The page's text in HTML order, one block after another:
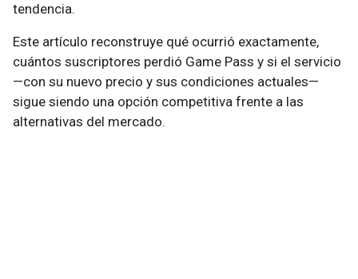
tendencia.
Este artículo reconstruye qué ocurrió exactamente,
cuántos suscriptores perdió Game Pass y si el servicio
—con su nuevo precio y sus condiciones actuales—
sigue siendo una opción competitiva frente a las
alternativas del mercado.